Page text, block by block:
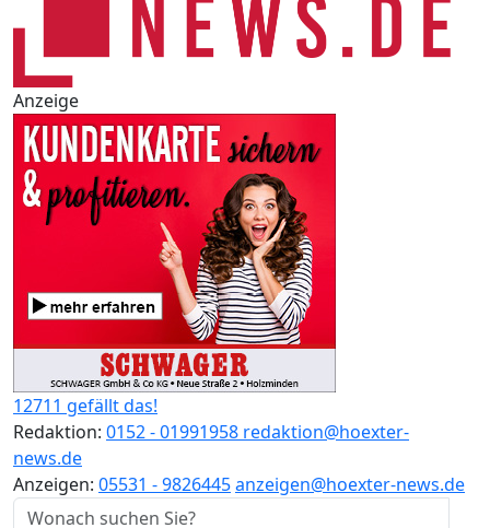
Anzeige
12711 gefällt das!
Redaktion: 0152 - 01991958 redaktion@hoexter-
news.de
Anzeigen: 05531 - 9826445anzeigen@hoexter-news.de